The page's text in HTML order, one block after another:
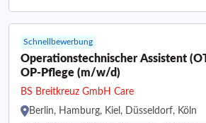
Schnellbewerbung
Operationstechnischer Assistent
OP-Pflege (m/w/d)
BS Breitkreuz GmbH Care
Berlin, Hamburg, Kiel, Düsseldorf, Köln